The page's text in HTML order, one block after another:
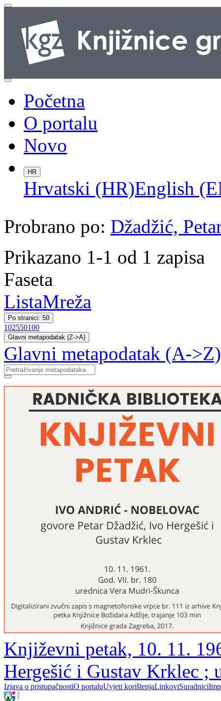
Početna
O portalu
Novo
HR
Hrvatski (HR)English
Probrano po: Džadžić,
Prikazano 1-1 od 1 zapisa
Faseta
ListaMreža
Po stranici: 50
102550100
Glavni metapodatak (Z->A)
Glavni metapodatak (A->Z)
Književni petak, 10. 11.
Hergešić i Gustav Krklec ;
Izjava o pristupačnostiO portaluUvjeti korištenjaLinkoviSuradnici